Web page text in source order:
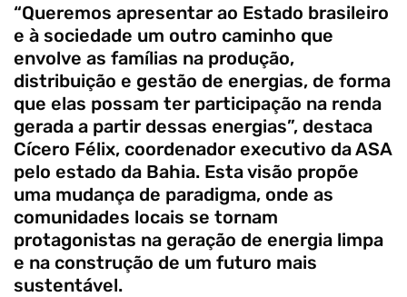
“Queremos apresentar ao Estado brasileiro
e à sociedade um outro caminho que
envolve as famílias na produção,
distribuição e gestão de energias, de forma
que elas possam ter participação na renda
gerada a partir dessas energias”, destaca
Cícero Félix, coordenador executivo da ASA
pelo estado da Bahia. Esta visão propõe
uma mudança de paradigma, onde as
comunidades locais se tornam
protagonistas na geração de energia limpa
e na construção de um futuro mais
sustentável.